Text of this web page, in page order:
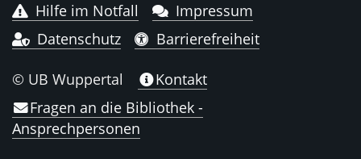
Hilfe im Notfall
Impressum
Datenschutz
Barrierefreiheit
© UB Wuppertal
Kontakt
Fragen an die Bibliothek -
Ansprechpersonen